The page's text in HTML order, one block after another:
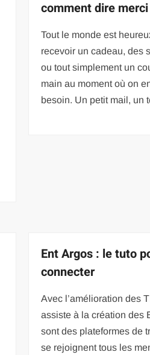
comment dire
Tout le monde est
recevoir un cadeau, des
ou tout simplement un
main au moment où on
besoin. Un petit mail, un
Ent Argos : le tuto
connecter
Avec l’amélioration des
assiste à la création des
sont des plateformes de
se rejoignent tous les